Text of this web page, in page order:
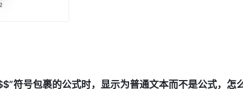
符号包裹的公式时，显示为普通文本而不是公式，怎